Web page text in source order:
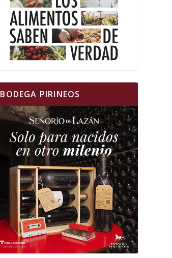
BODEGA PIRINEOS